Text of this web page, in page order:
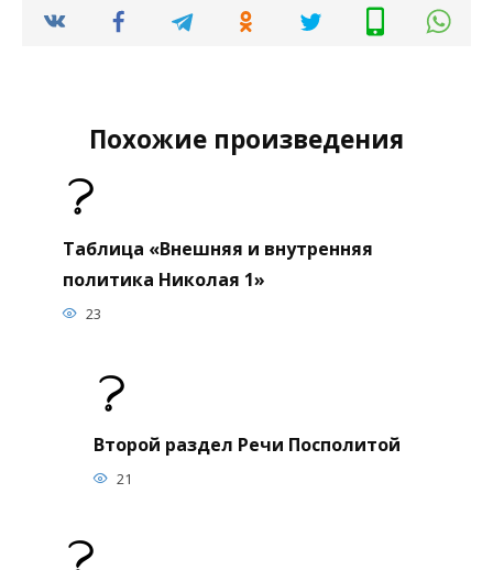
Похожие произведения
Таблица «Внешняя и внутренняя
политика Николая 1»
23
Второй раздел Речи Посполитой
21